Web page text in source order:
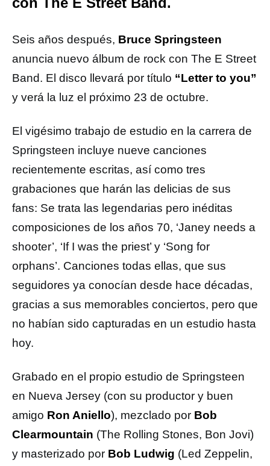
Seis años después, Bruce Springsteen
anuncia nuevo álbum de rock con The E Street
Band. El disco llevará por título “Letter to you”
y verá la luz el próximo 23 de octubre.
El vigésimo trabajo de estudio en la carrera de
Springsteen incluye nueve canciones
recientemente escritas, así como tres
grabaciones que harán las delicias de sus
fans: Se trata las legendarias pero inéditas
composiciones de los años 70, ‘Janey needs a
shooter’, ‘If I was the priest’ y ‘Song for
orphans’. Canciones todas ellas, que sus
seguidores ya conocían desde hace décadas,
gracias a sus memorables conciertos, pero que
no habían sido capturadas en un estudio hasta
hoy.
Grabado en el propio estudio de Springsteen
en Nueva Jersey (con su productor y buen
amigo Ron Aniello), mezclado por Bob
Clearmountain (The Rolling Stones, Bon Jovi)
y masterizado por Bob Ludwig (Led Zeppelin,